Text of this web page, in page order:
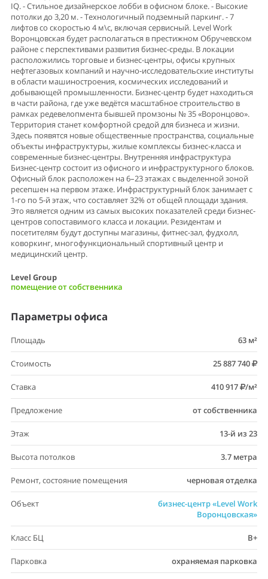
IQ. - Стильное дизайнерское лобби в офисном блоке. - Высокие
потолки до 3,20 м. - Технологичный подземный паркинг. - 7
лифтов со скоростью 4 м\с, включая сервисный. Level Work
Воронцовская будет располагаться в престижном Обручевском
районе с перспективами развития бизнес-среды. В локации
расположились торговые и бизнес-центры, офисы крупных
нефтегазовых компаний и научно-исследовательские институты
в области машиностроения, космических исследований и
добывающей промышленности. Бизнес-центр будет находиться
в части района, где уже ведётся масштабное строительство в
рамках редевелопмента бывшей промзоны № 35 «Воронцово».
Территория станет комфортной средой для бизнеса и жизни.
Здесь появятся новые общественные пространства, социальные
объекты инфраструктуры, жилые комплексы бизнес-класса и
современные бизнес-центры. Внутренняя инфраструктура
Бизнес-центр состоит из офисного и инфраструктурного блоков.
Офисный блок расположен на 6–23 этажах с выделенной зоной
ресепшен на первом этаже. Инфраструктурный блок занимает с
1-го по 5-й этаж, что составляет 32% от общей площади здания.
Это является одним из самых высоких показателей среди бизнес-
центров сопоставимого класса и локации. Резидентам и
посетителям будут доступны магазины, фитнес-зал, фудхолл,
коворкинг, многофункциональный спортивный центр и
медицинский центр.
Level Group
помещение от собственника
Параметры офиса
Площадь 63 м²
Стоимость 25 887 740
Ставка 410 917 /м²
Предложение от собственника
Этаж 13-й из 23
Высота потолков 3.7 метра
Ремонт, состояние помещения черновая отделка
Объект
бизнес-центр «Level Work
Воронцовская»
Класс БЦ B+
Парковка охраняемая парковка